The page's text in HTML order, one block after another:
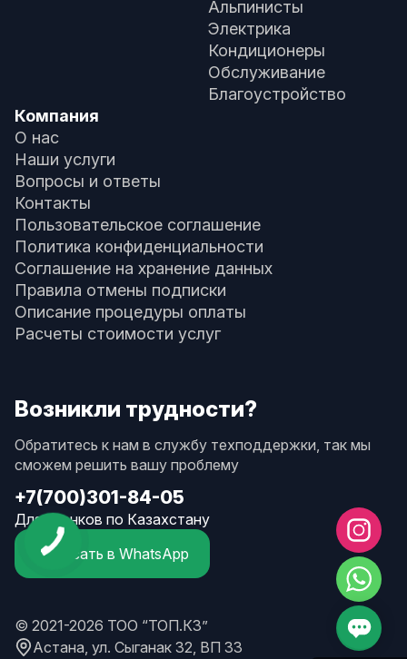
Альпинисты
Электрика
Кондиционеры
Обслуживание
Благоустройство
Компания
О нас
Наши услуги
Вопросы и ответы
Контакты
Пользовательское соглашение
Политика конфиденциальности
Соглашение на хранение данных
Правила отмены подписки
Описание процедуры оплаты
Расчеты стоимости услуг
Возникли трудности?
Обратитесь к нам в службу техподдержки, так мы
сможем решить вашу проблему
+7(700)301-84-05
Для звонков по Казахстану
Написать в WhatsApp
© 2021-2026 ТОО “ТОП.КЗ”
Астана, ул. Сыганак 32, ВП 33